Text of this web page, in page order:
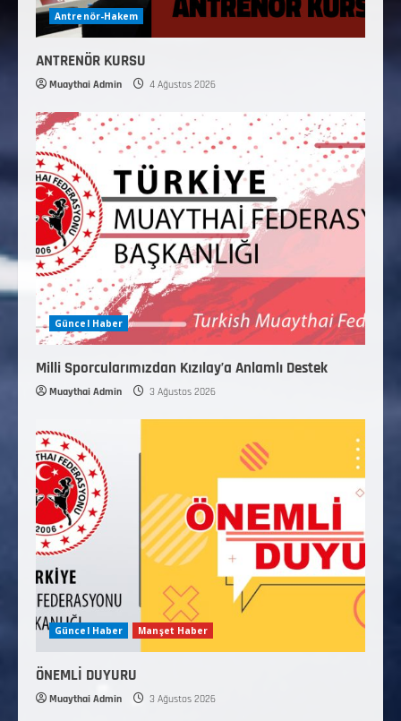
Antrenör-Hakem
ANTRENÖR KURSU
Muaythai Admin 4 Ağustos 2026
Güncel Haber
Milli Sporcularımızdan Kızılay’a Anlamlı Destek
Muaythai Admin 3 Ağustos 2026
Güncel Haber Manşet Haber
ÖNEMLİ DUYURU
Muaythai Admin 3 Ağustos 2026